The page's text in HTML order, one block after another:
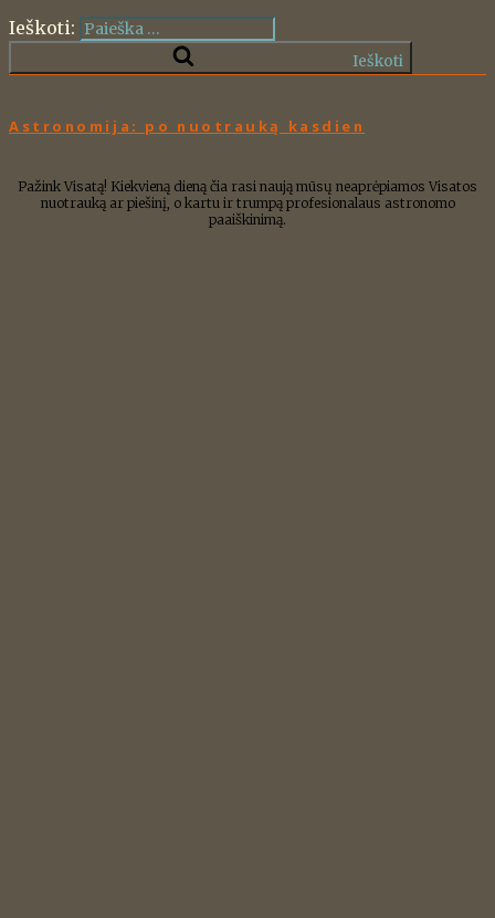
Ieškoti:
Ieškoti
Astronomija: po nuotrauką kasdien
Pažink Visatą! Kiekvieną dieną čia rasi naują mūsų neaprėpiamos Visatos
nuotrauką ar piešinį, o kartu ir trumpą profesionalaus astronomo
paaiškinimą.